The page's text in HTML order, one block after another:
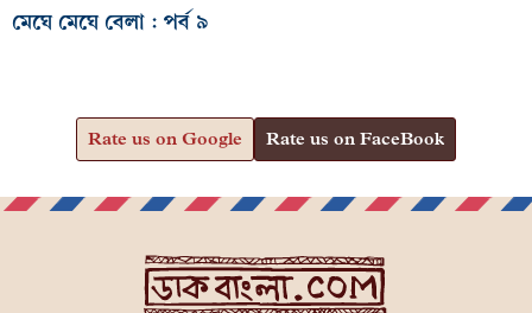
মেঘে মেঘে বেলা : পর্ব ৯
Rate us on Google Rate us on FaceBook